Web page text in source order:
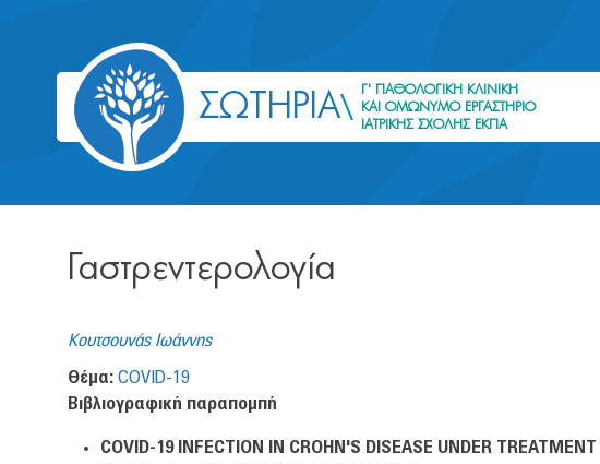
ΣΩΤΗΡΙΑ
Γ' ΠΑΘΟΛΟΓΙΚΗ ΚΛΙΝΙΚΗ
ΚΑΙ ΟΜΩΝΥΜΟ ΕΡΓΑΣΤΗΡΙΟ
ΙΑΤΡΙΚΗΣ ΣΧΟΛΗΣ ΕΚΠΑ
Γαστρεντερολογία
Κουτσουνάς Ιωάννης
Θέμα: COVID-19
Βιβλιογραφική παραπομπή
COVID-19 INFECTION IN CROHN'S DISEASE UNDER